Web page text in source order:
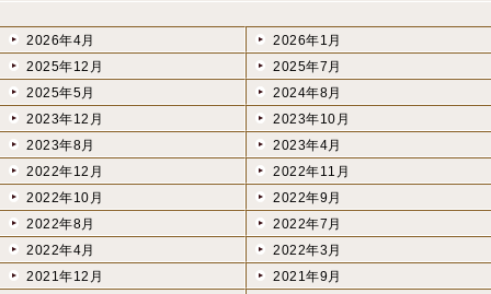
2026年4月
2026年1月
2025年12月
2025年7月
2025年5月
2024年8月
2023年12月
2023年10月
2023年8月
2023年4月
2022年12月
2022年11月
2022年10月
2022年9月
2022年8月
2022年7月
2022年4月
2022年3月
2021年12月
2021年9月